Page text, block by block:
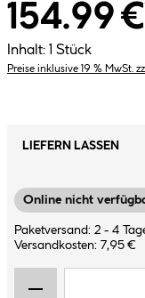
154.99 €
Inhalt: 1 Stück
Preise inklusive 19 % MwSt.
LIEFERN LASSEN
Online nicht
Paketversand: 2 - 4
Versandkosten: 7,95 €